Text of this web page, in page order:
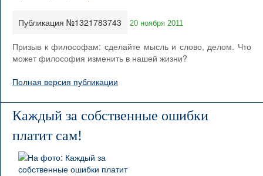
Публикация №1321783743 20 ноября 2011
Призыв к философам: сделайте мысль и слово, делом. Что
может философия изменить в нашей жизни?
Полная версия публикации
Каждый за собственные ошибки
платит сам!